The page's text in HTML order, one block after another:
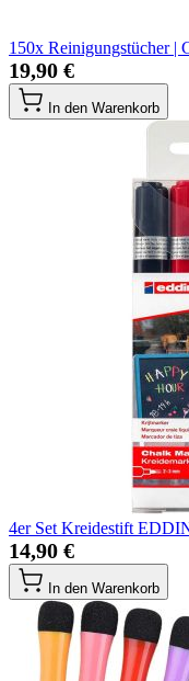
150x Reinigungstücher |
19,90 €
In den Warenkorb
4er Set Kreidestift
14,90 €
In den Warenkorb